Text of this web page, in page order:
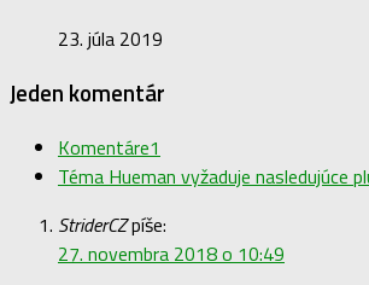
23. júla 2019
Jeden komentár
Komentáre1
Téma Hueman vyžaduje nasledujúce
StriderCZpíše:
27. novembra 2018 o 10:49